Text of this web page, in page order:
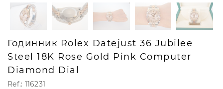
Годинник Rolex Datejust 36 Jubilee
Steel 18K Rose Gold Pink Computer
Diamond Dial
Ref.: 116231